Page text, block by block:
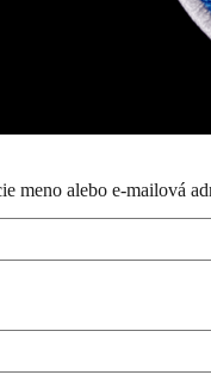
meno alebo e-mailová